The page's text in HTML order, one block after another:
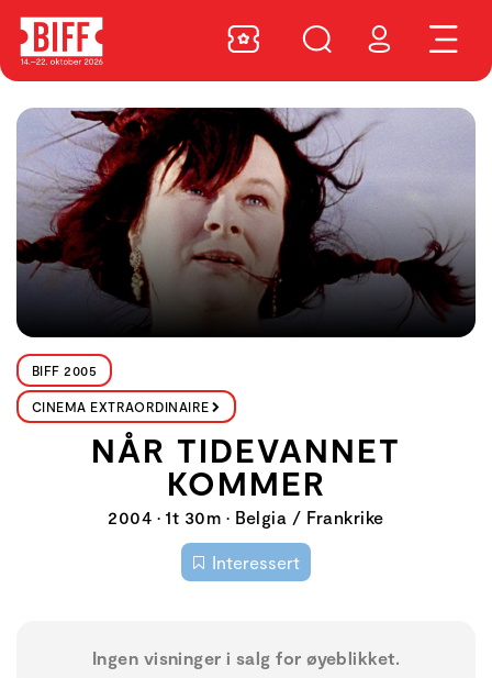
BIFF 2005
CINEMA EXTRAORDINAIRE
NÅR TIDEVANNET
KOMMER
2004 • 1t 30m • Belgia / Frankrike
Interessert
Ingen visninger i salg for øyeblikket.